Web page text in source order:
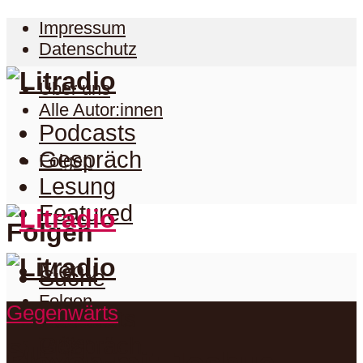
Impressum
Datenschutz
Über uns
Alle Autor:innen
Folgen
Folgen
Folgen
Facebook
Podcasts
Gespräch
Lesung
Featured
Menu
Suche
Podcasts
Gegenwärts